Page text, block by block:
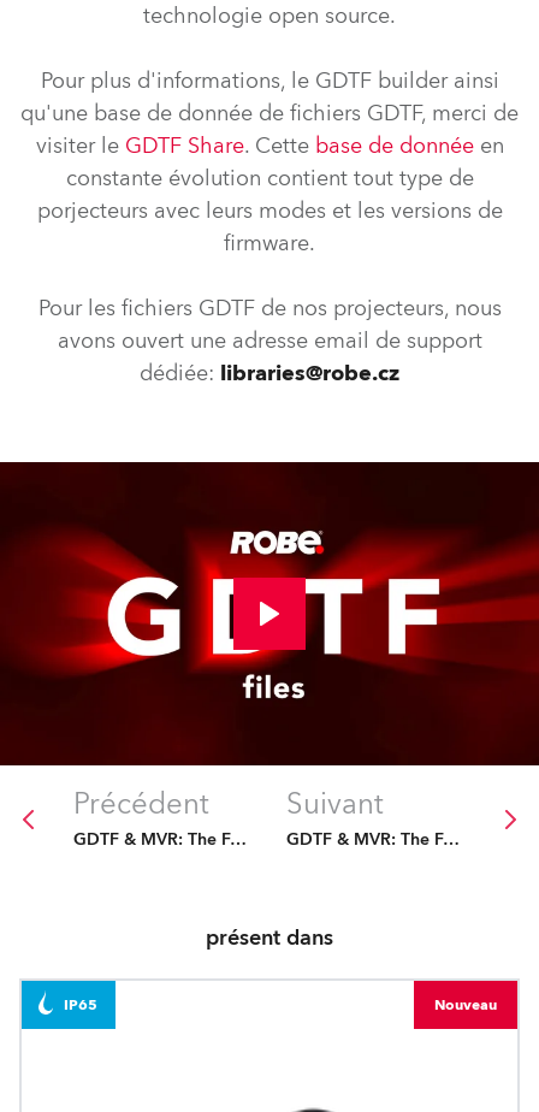
technologie open source.
Pour plus d'informations, le GDTF builder ainsi
qu'une base de donnée de fichiers GDTF, merci de
visiter le GDTF Share. Cette base de donnéeen
constante évolution contient tout type de
porjecteurs avec leurs modes et les versions de
firmware.
Pour les fichiers GDTF de nos projecteurs, nous
avons ouvert une adresse email de support
dédiée: libraries@robe.cz
Précédent
GDTF & MVR: The Future Is Fixed
Suivant
GDTF & MVR: The Future Is Fixed
présent dans
IP65 Nouveau